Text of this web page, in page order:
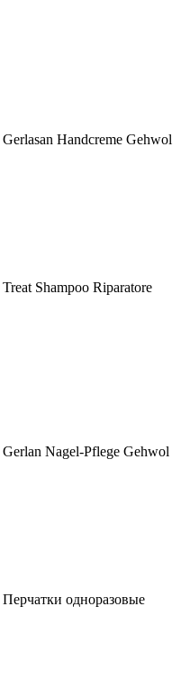
Gerlasan Handcreme Gehwol
Treat Shampoo Riparatore
Gerlan Nagel-Pflege Gehwol
Перчатки одноразовые